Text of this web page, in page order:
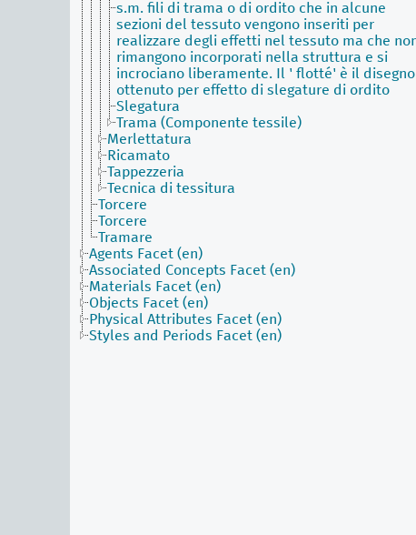
s.m. fili di trama o di ordito che in alcune
sezioni del tessuto vengono inseriti per
realizzare degli effetti nel tessuto ma che
rimangono incorporati nella struttura e si
incrociano liberamente. Il ' flotté' è il disegno
ottenuto per effetto di slegature di ordito
Slegatura
Trama (Componente tessile)
Merlettatura
Ricamato
Tappezzeria
Tecnica di tessitura
Torcere
Torcere
Tramare
Agents Facet (en)
Associated Concepts Facet (en)
Materials Facet (en)
Objects Facet (en)
Physical Attributes Facet (en)
Styles and Periods Facet (en)